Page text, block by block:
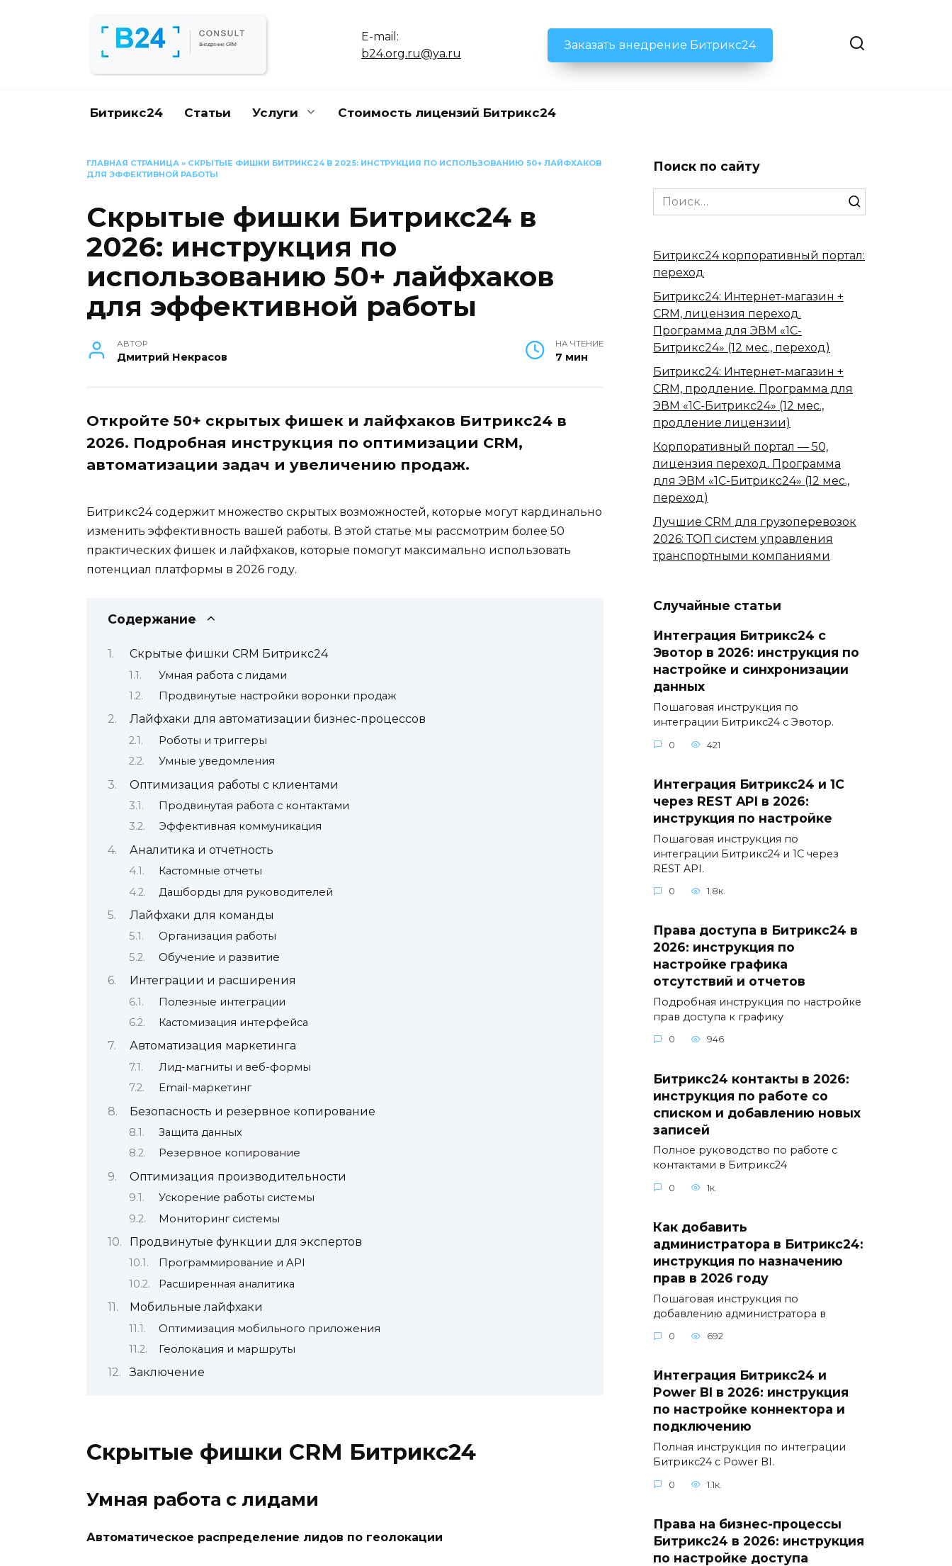
E-mail:
b24.org.ru@ya.ru
Заказать внедрение Битрикс24
Битрикс24 Статьи Услуги Стоимость лицензий Битрикс24
ГЛАВНАЯ СТРАНИЦА » СКРЫТЫЕ ФИШКИ БИТРИКС24 В 2025: ИНСТРУКЦИЯ ПО ИСПОЛЬЗОВАНИЮ 50+ ЛАЙФХАКОВ
ДЛЯ ЭФФЕКТИВНОЙ РАБОТЫ
Скрытые фишки Битрикс24 в
2026: инструкция по
использованию 50+ лайфхаков
для эффективной работы
АВТОР
Дмитрий Некрасов
НА ЧТЕНИЕ
7 мин
Откройте 50+ скрытых фишек и лайфхаков Битрикс24 в
2026. Подробная инструкция по оптимизации CRM,
автоматизации задач и увеличению продаж.
Битрикс24 содержит множество скрытых возможностей, которые могут кардинально
изменить эффективность вашей работы. В этой статье мы рассмотрим более 50
практических фишек и лайфхаков, которые помогут максимально использовать
потенциал платформы в 2026 году.
Содержание
Скрытые фишки CRM Битрикс24
Умная работа с лидами
Продвинутые настройки воронки продаж
Лайфхаки для автоматизации бизнес-процессов
Роботы и триггеры
Умные уведомления
Оптимизация работы с клиентами
Продвинутая работа с контактами
Эффективная коммуникация
Аналитика и отчетность
Кастомные отчеты
Дашборды для руководителей
Лайфхаки для команды
Организация работы
Обучение и развитие
Интеграции и расширения
Полезные интеграции
Кастомизация интерфейса
Автоматизация маркетинга
Лид-магниты и веб-формы
Email-маркетинг
Безопасность и резервное копирование
Защита данных
Резервное копирование
Оптимизация производительности
Ускорение работы системы
Мониторинг системы
Продвинутые функции для экспертов
Программирование и API
Расширенная аналитика
Мобильные лайфхаки
Оптимизация мобильного приложения
Геолокация и маршруты
Заключение
Скрытые фишки CRM Битрикс24
Умная работа с лидами
Автоматическое распределение лидов по геолокации
Поиск по сайту
Search
for:
Битрикс24 корпоративный портал:
переход
Битрикс24: Интернет-магазин +
CRM, лицензия переход.
Программа для ЭВМ «1С-
Битрикс24» (12 мес., переход)
Битрикс24: Интернет-магазин +
CRM, продление. Программа для
ЭВМ «1С-Битрикс24» (12 мес.,
продление лицензии)
Корпоративный портал — 50,
лицензия переход. Программа
для ЭВМ «1С-Битрикс24» (12 мес.,
переход)
Лучшие CRM для грузоперевозок
2026: ТОП систем управления
транспортными компаниями
Случайные статьи
Интеграция Битрикс24 с
Эвотор в 2026: инструкция по
настройке и синхронизации
данных
Пошаговая инструкция по
интеграции Битрикс24 с Эвотор.
0 421
Интеграция Битрикс24 и 1С
через REST API в 2026:
инструкция по настройке
Пошаговая инструкция по
интеграции Битрикс24 и 1С через
REST API.
0 1.8к.
Права доступа в Битрикс24 в
2026: инструкция по
настройке графика
отсутствий и отчетов
Подробная инструкция по настройке
прав доступа к графику
0 946
Битрикс24 контакты в 2026:
инструкция по работе со
списком и добавлению новых
записей
Полное руководство по работе с
контактами в Битрикс24
0 1к.
Как добавить
администратора в Битрикс24:
инструкция по назначению
прав в 2026 году
Пошаговая инструкция по
добавлению администратора в
0 692
Интеграция Битрикс24 и
Power BI в 2026: инструкция
по настройке коннектора и
подключению
Полная инструкция по интеграции
Битрикс24 с Power BI.
0 1.1к.
Права на бизнес-процессы
Битрикс24 в 2026: инструкция
по настройке доступа